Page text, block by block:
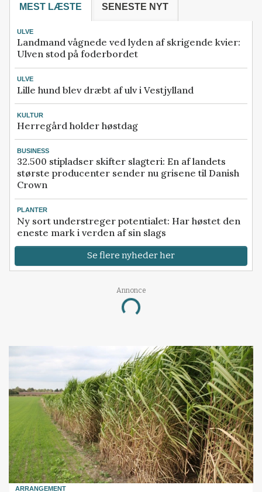
MEST LÆSTE SENESTE NYT
ULVE
Landmand vågnede ved lyden af skrigende kvier:
Ulven stod på foderbordet
ULVE
Lille hund blev dræbt af ulv i Vestjylland
KULTUR
Herregård holder høstdag
BUSINESS
32.500 stipladser skifter slagteri: En af landets
største producenter sender nu grisene til Danish
Crown
PLANTER
Ny sort understreger potentialet: Har høstet den
eneste mark i verden af sin slags
Se flere nyheder her
Annonce
Loading...
ARRANGEMENT